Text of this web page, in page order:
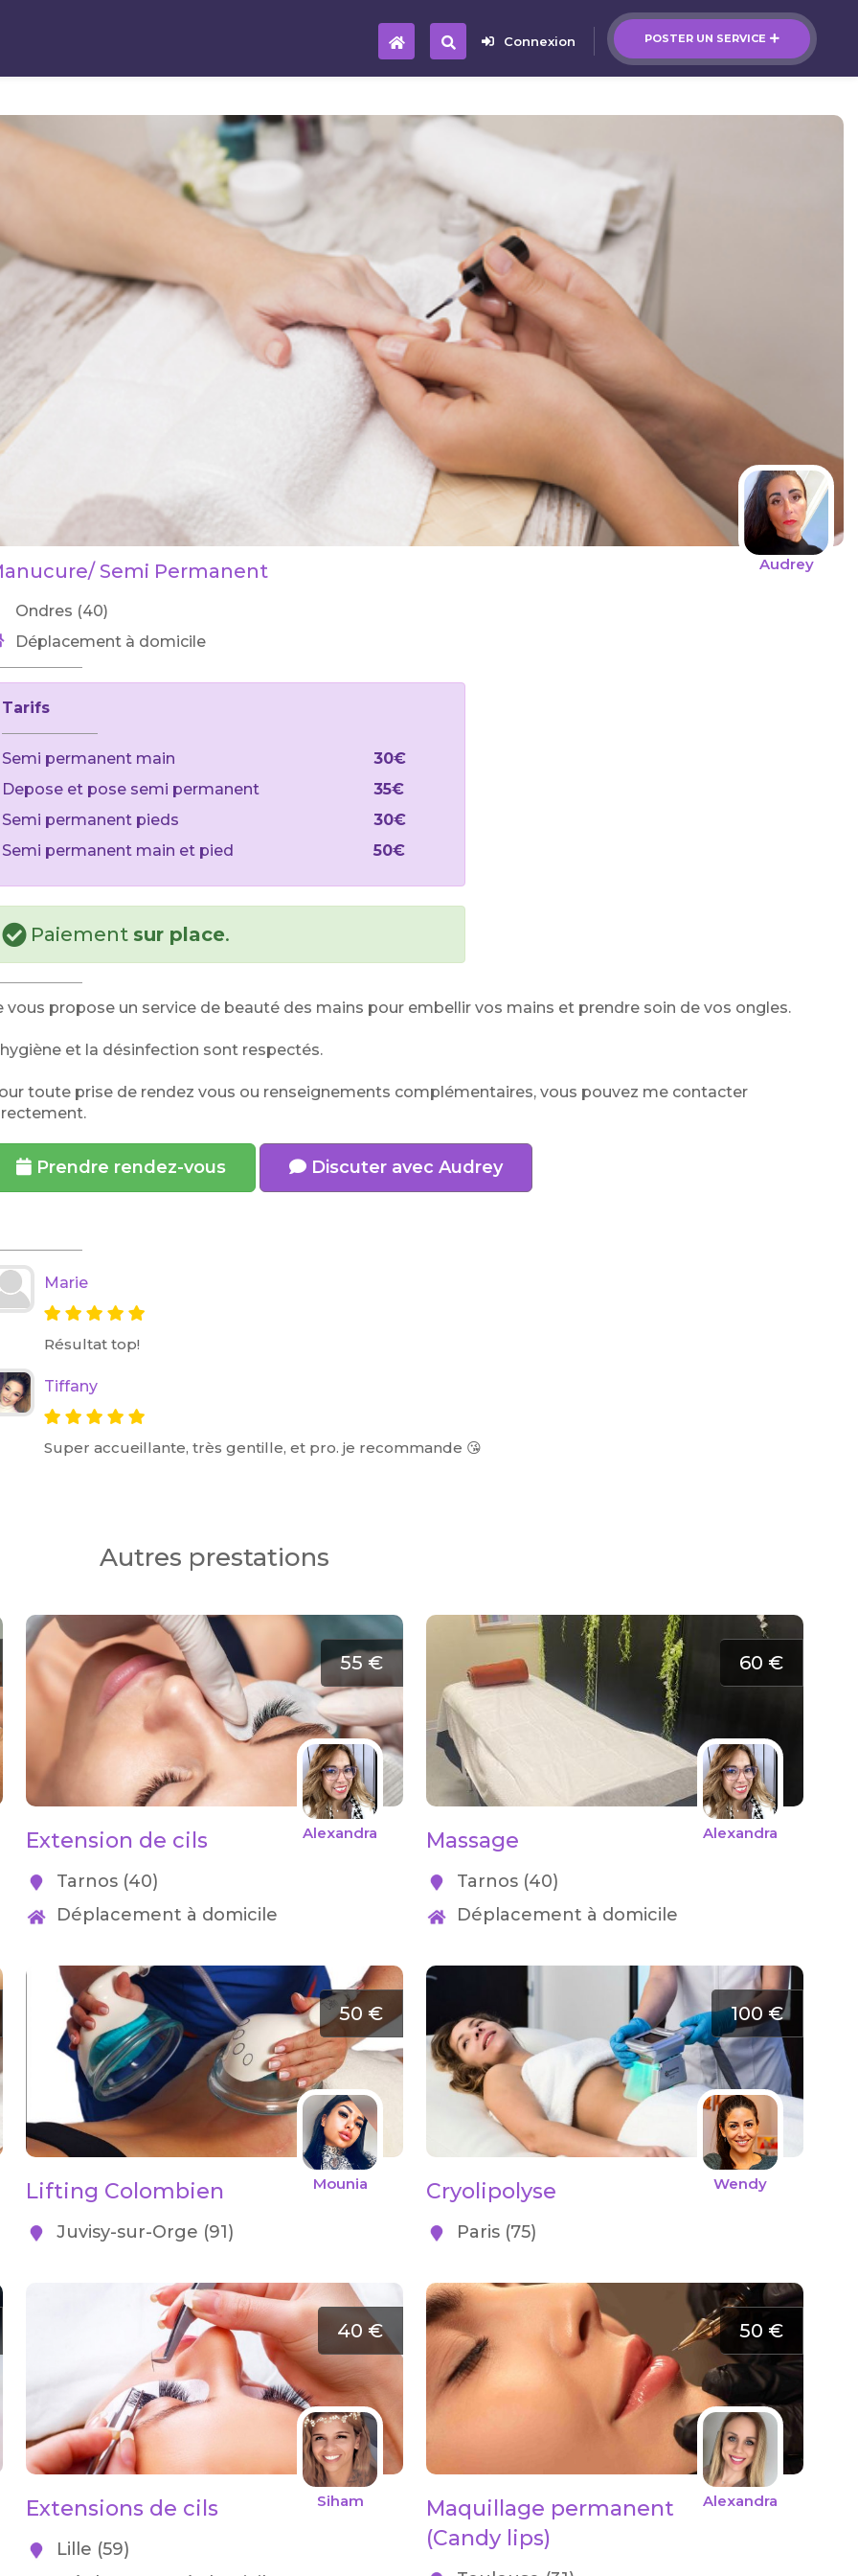
POSTER UN SERVICE
Connexion
Audrey
Semi Permanent
Ondres (40)
Déplacement à domicile
Tarifs
Semi permanent main
30€
Depose et pose semi permanent
35€
Semi permanent pieds
30€
Semi permanent main et pied
50€
Paiement sur place.
vous propose un service de beauté des mains pour embellir vos mains et prendre soin de vos ongles.
et la désinfection sont respectés.
toute prise de rendez vous ou renseignements complémentaires, vous pouvez me contacter
Prendre rendez-vous Discuter avec Audrey
Marie
Résultat top!
Tiffany
Super accueillante, très gentille, et pro. je recommande 😘
Autres prestations
55 €
Alexandra
Extension de cils
Tarnos (40)
Déplacement à domicile
60 €
Alexandra
Massage
Tarnos (40)
Déplacement à domicile
50 €
Mounia
Lifting Colombien
Juvisy-sur-Orge (91)
100 €
Wendy
Cryolipolyse
Paris (75)
40 €
Siham
Extensions de cils
Lille (59)
50 €
Alexandra
Maquillage permanent
(Candy lips)